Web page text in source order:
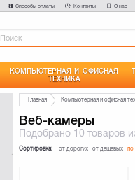
Способы оплаты Контакты О нас
КОМПЬЮТЕРНАЯ И ОФИСНАЯ
ТЕХНИКА
Главная Компьютерная и офисная
Веб-камеры
Подобрано 10 товаров
Сортировка: от дорогих от дешевых по